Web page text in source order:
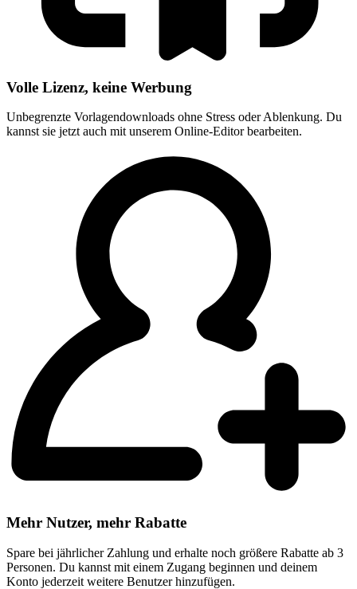
Volle Lizenz, keine Werbung
Unbegrenzte Vorlagendownloads ohne Stress oder Ablenkung. Du
kannst sie jetzt auch mit unserem Online-Editor bearbeiten.
Mehr Nutzer, mehr Rabatte
Spare bei jährlicher Zahlung und erhalte noch größere Rabatte ab 3
Personen. Du kannst mit einem Zugang beginnen und deinem
Konto jederzeit weitere Benutzer hinzufügen.